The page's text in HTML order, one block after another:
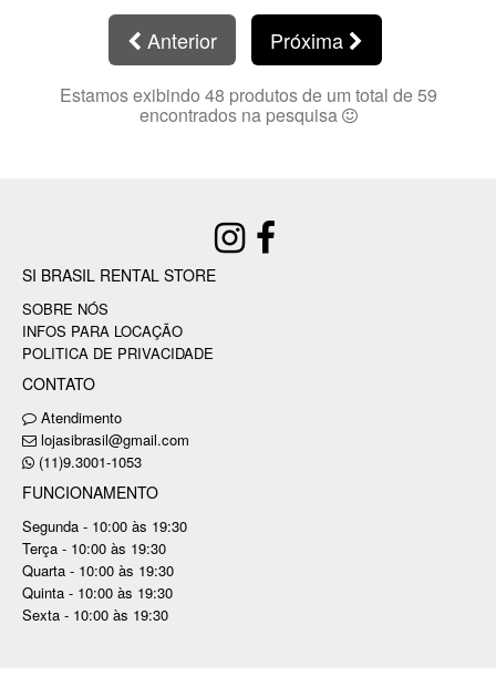
Anterior Próxima
Estamos exibindo 48 produtos de um total de 59
encontrados na pesquisa
SI BRASIL RENTAL STORE
SOBRE NÓS
INFOS PARA LOCAÇÃO
POLITICA DE PRIVACIDADE
CONTATO
Atendimento
lojasibrasil@gmail.com
(11)9.3001-1053
FUNCIONAMENTO
Segunda - 10:00 às 19:30
Terça - 10:00 às 19:30
Quarta - 10:00 às 19:30
Quinta - 10:00 às 19:30
Sexta - 10:00 às 19:30